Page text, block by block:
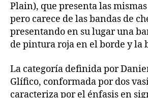
Plain), que presenta las
pero carece de las bandas de
presentando en su lugar una
de pintura roja en el borde y la
La categoría definida por
Glífico, conformada por dos
caracteriza por el énfasis en